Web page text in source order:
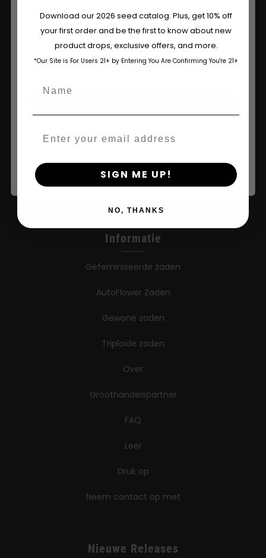
Shop VS
Winkelen in de EU
Informatie
Gefeminiseerde zaden
AutoFlower Zaden
Gewone zaden
Triploïde zaden
Over
Groothandelspartner
FAQ
Leer
Druk op
Neem contact op met
Nieuwe Releases
Are You Aged 18 Or Over?
The content and products of our website is reserved for
those of legal age.Please see Terms & Conditions.
By clicking AGREE & ENTER, you confirm you are 18
Download our 2026 seed catalog. Plus, get 10% off
your first order and be the first to know about new
product drops, exclusive offers, and more.
*Our Site is For Users 21+ by Entering You Are Confirming You're 21+
SIGN ME UP!
NO, THANKS